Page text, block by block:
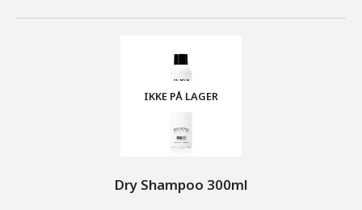
IKKE PÅ LAGER
Dry Shampoo 300ml